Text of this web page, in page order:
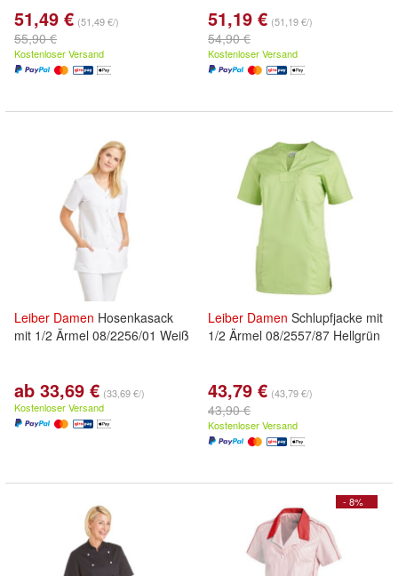
51,49 € (51,49 €/)
55,90 €
Kostenloser Versand
51,19 € (51,19 €/)
54,90 €
Kostenloser Versand
Leiber Damen Hosenkasack
mit 1/2 Ärmel 08/2256/01 Weiß
ab 33,69 € (33,69 €/)
Kostenloser Versand
Leiber Damen Schlupfjacke mit
1/2 Ärmel 08/2557/87 Hellgrün
43,79 € (43,79 €/)
43,90 €
Kostenloser Versand
- 8%